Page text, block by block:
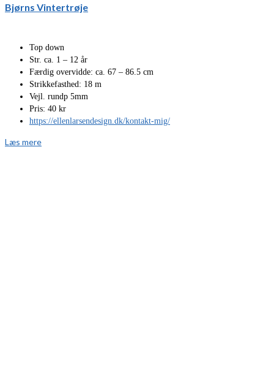
Bjørns Vintertrøje
Top down
Str. ca. 1 – 12 år
Færdig overvidde: ca. 67 – 86.5 cm
Strikkefasthed: 18 m
Vejl. rundp 5mm
Pris: 40 kr
https://ellenlarsendesign.dk/kontakt-mig/
Læs mere